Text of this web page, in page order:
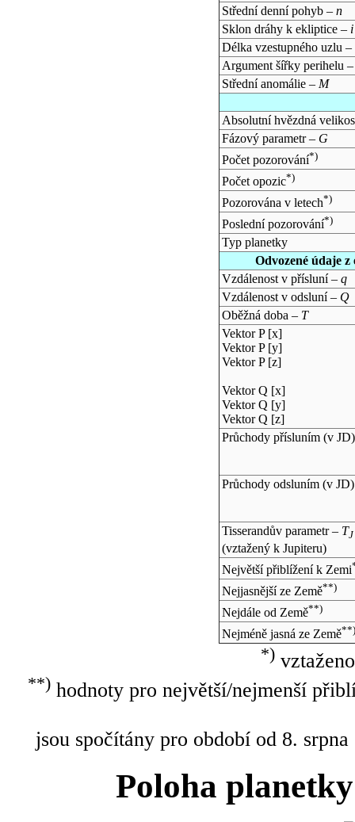
Střední denní pohyb – n
Sklon dráhy k ekliptice – i
Délka vzestupného uzlu –
Argument šířky perihelu
Střední anomálie – M
Absolutní hvězdná
Fázový parametr – G
Počet pozorování*)
Počet opozic*)
Pozorována v letech*)
Poslední pozorování*)
Typ planetky
Odvozené údaje
Vzdálenost v přísluní – q
Vzdálenost v odsluní – Q
Oběžná doba – T
Vektor P [x]
Vektor P [y]
Vektor P [z]
Vektor Q [x]
Vektor Q [y]
Vektor Q [z]
Průchody přísluním (v JD)
Průchody odsluním (v JD)
Tisserandův parametr – TJ
(vztažený k Jupiteru)
Největší přiblížení k Zemi
Nejjasnější ze Země**)
Nejdále od Země**)
Nejméně jasná ze Země**)
*)
**)hodnoty pro největší/nejmenší
jsou spočítány pro období od 8.
Poloha